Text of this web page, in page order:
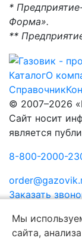
*
Форма».
**
КаталогО
Справочник
© 2007–2026
Сайт носит
является
8-800-2000-
Заказать
Мы
сайта,